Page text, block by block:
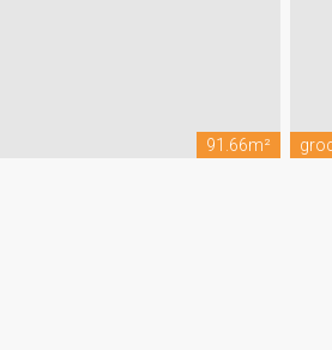
91.66m²